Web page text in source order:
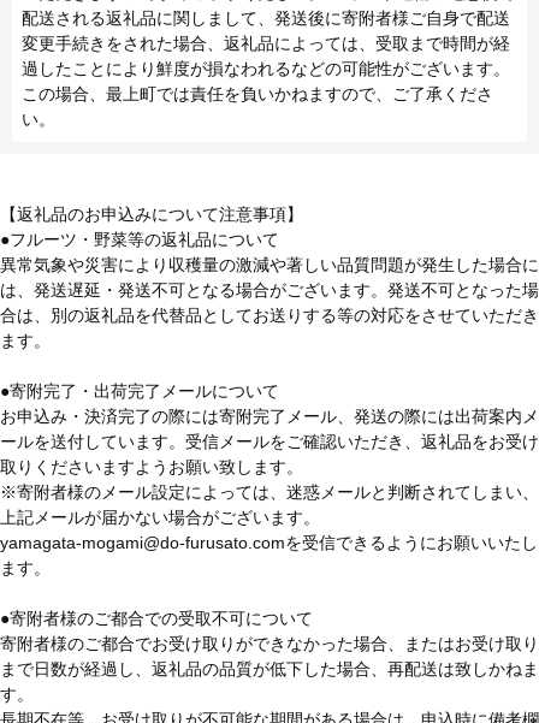
配送される返礼品に関しまして、発送後に寄附者様ご自身で配送
変更手続きをされた場合、返礼品によっては、受取まで時間が経
過したことにより鮮度が損なわれるなどの可能性がございます。
この場合、最上町では責任を負いかねますので、ご了承くださ
い。
【返礼品のお申込みについて注意事項】
●フルーツ・野菜等の返礼品について
異常気象や災害により収穫量の激減や著しい品質問題が発生した場合に
は、発送遅延・発送不可となる場合がございます。発送不可となった場
合は、別の返礼品を代替品としてお送りする等の対応をさせていただき
ます。
●寄附完了・出荷完了メールについて
お申込み・決済完了の際には寄附完了メール、発送の際には出荷案内メ
ールを送付しています。受信メールをご確認いただき、返礼品をお受け
取りくださいますようお願い致します。
※寄附者様のメール設定によっては、迷惑メールと判断されてしまい、
上記メールが届かない場合がございます。
yamagata-mogami@do-furusato.comを受信できるようにお願いいたし
ます。
●寄附者様のご都合での受取不可について
寄附者様のご都合でお受け取りができなかった場合、またはお受け取り
まで日数が経過し、返礼品の品質が低下した場合、再配送は致しかねま
す。
長期不在等、お受け取りが不可能な期間がある場合は、申込時に備考欄